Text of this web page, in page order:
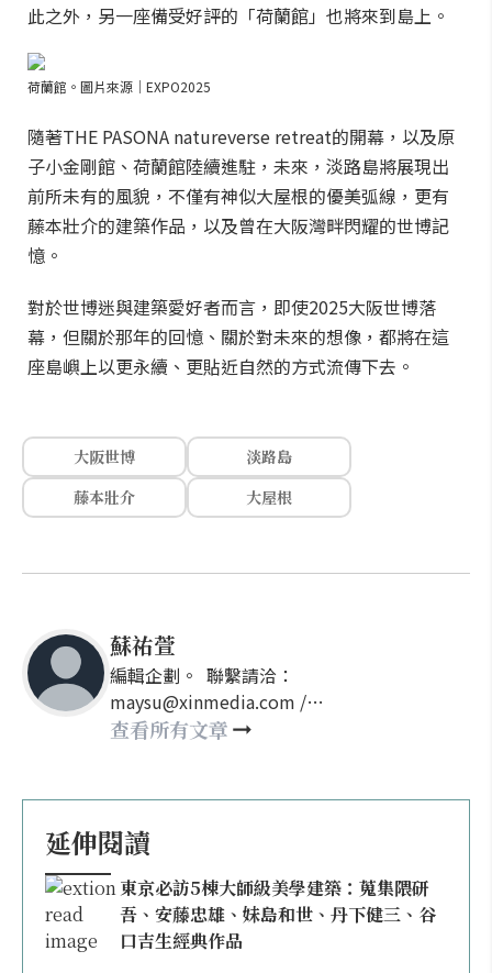
此之外，另一座備受好評的「荷蘭館」也將來到島上。
荷蘭館。圖片來源｜EXPO2025
隨著THE PASONA natureverse retreat的開幕，以及原
子小金剛館、荷蘭館陸續進駐，未來，淡路島將展現出
前所未有的風貌，不僅有神似大屋根的優美弧線，更有
藤本壯介的建築作品，以及曾在大阪灣畔閃耀的世博記
憶。
對於世博迷與建築愛好者而言，即使2025大阪世博落
幕，但關於那年的回憶、關於對未來的想像，都將在這
座島嶼上以更永續、更貼近自然的方式流傳下去。
大阪世博
淡路島
藤本壯介
大屋根
蘇祐萱
編輯企劃。 聯繫請洽：
maysu@xinmedia.com /
may860527@gmail.com
查看所有文章
延伸閱讀
東京必訪5棟大師級美學建築：蒐集隈研
吾、安藤忠雄、妹島和世、丹下健三、谷
口吉生經典作品